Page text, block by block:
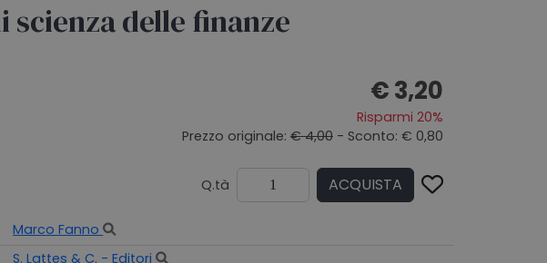
scienza delle finanze
€ 3,20
Risparmi 20%
Prezzo originale: € 4,00 - Sconto: € 0,80
Q.tà ACQUISTA
Marco Fanno
S. Lattes & C. - Editori